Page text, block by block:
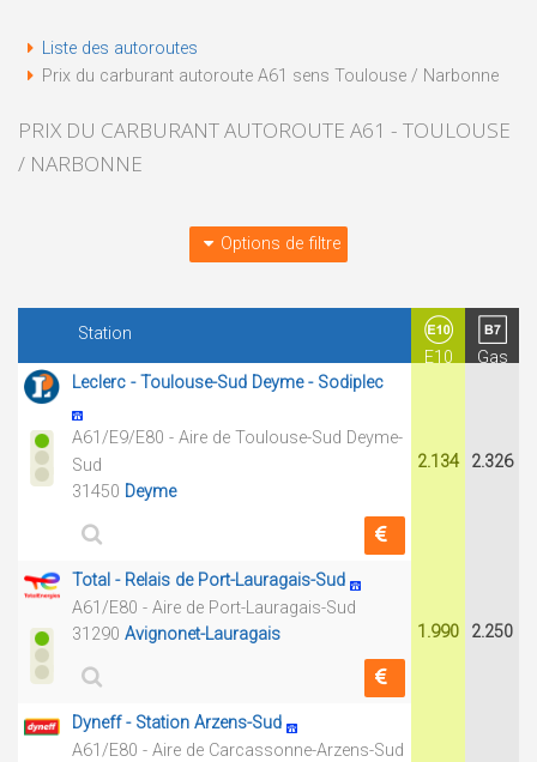
Liste des autoroutes
Prix du carburant autoroute A61 sens Toulouse / Narbonne
PRIX DU CARBURANT AUTOROUTE A61 - TOULOUSE
/ NARBONNE
Options de filtre
Station
E10
Gas
Leclerc - Toulouse-Sud Deyme - Sodiplec
A61/E9/E80 - Aire de Toulouse-Sud Deyme-
Sud
31450 Deyme
2.134 2.326
Total - Relais de Port-Lauragais-Sud
A61/E80 - Aire de Port-Lauragais-Sud
31290 Avignonet-Lauragais 1.990 2.250
Dyneff - Station Arzens-Sud
A61/E80 - Aire de Carcassonne-Arzens-Sud